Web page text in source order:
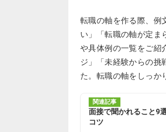
転職の軸を作る際、例
い」「転職の軸が定ま
や具体例の一覧をご紹
ジ」「未経験からの挑
た。転職の軸をしっか
関連記事
面接で聞かれること9
コツ